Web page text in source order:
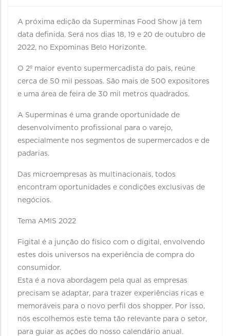
A próxima edição da Superminas Food Show já tem
data definida. Será nos dias 18, 19 e 20 de outubro de
2022, no Expominas Belo Horizonte.
O 2º maior evento supermercadista do país, reúne
cerca de 50 mil pessoas. São mais de 500 expositores
e uma área de feira de 30 mil metros quadrados.
A Superminas é uma grande oportunidade de
desenvolvimento profissional para o varejo,
especialmente nos segmentos de supermercados e de
padarias.
Das microempresas às multinacionais, todos
encontram oportunidades e condições exclusivas de
negócios.
Tema AMIS 2022
Figital é a junção do físico com o digital, envolvendo
estes dois universos na experiência de compra do
consumidor.
Esta é a nova abordagem pela qual as empresas
precisam se adaptar, para trazer experiências ricas e
memoráveis para o novo perfil dos shopper. Por isso,
nós escolhemos este tema tão relevante para o setor,
para guiar as ações do nosso calendário anual.